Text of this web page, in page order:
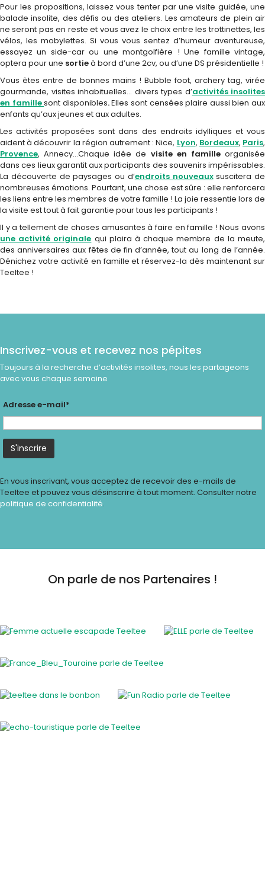
Pour les propositions, laissez vous tenter par une visite guidée, une
balade insolite, des défis ou des ateliers. Les amateurs de plein air
ne seront pas en reste et vous avez le choix entre les trottinettes, les
vélos, les mobylettes. Si vous vous sentez d’humeur aventureuse,
essayez un side-car ou une montgolfière ! Une famille vintage,
optera pour une sortieà bord d’une 2cv, ou d’une DS présidentielle !
Vous êtes entre de bonnes mains ! Bubble foot, archery tag, virée
gourmande, visites inhabituelles… divers types d’activités insolites
en famillesont disponibles.Elles sont censées plaire aussi bien aux
enfants qu’aux jeunes et aux adultes.
Les activités proposées sont dans des endroits idylliques et vous
aident à découvrir la région autrement : Nice, Lyon, Bordeaux, Paris,
Provence, Annecy…Chaque idée de visite en familleorganisée
dans ces lieux garantit aux participants des souvenirs impérissables.
La découverte de paysages ou d’endroits nouveauxsuscitera de
nombreuses émotions. Pourtant, une chose est sûre : elle renforcera
les liens entre les membres de votre famille ! La joie ressentie lors de
la visite est tout à fait garantie pour tous les participants !
Il y a tellement de choses amusantes à faire en famille ! Nous avons
une activité originale qui plaira à chaque membre de la meute,
des anniversaires aux fêtes de fin d’année, tout au long de l’année.
Dénichez votre activité en famille et réservez-la dès maintenant sur
Teeltee !
Inscrivez-vous et recevez nos pépites
Toujours à la recherche d’activités insolites, nous les partageons
avec vous chaque semaine
Adresse e-mail*
En vous inscrivant, vous acceptez de recevoir des e-mails de
Teeltee et pouvez vous désinscrire à tout moment. Consulter notre
politique de confidentialité.
On parle de nos Partenaires !